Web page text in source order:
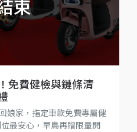
免費健檢與鏈條清
家，指定車款免費專屬健
最安心，早鳥再贈限量開